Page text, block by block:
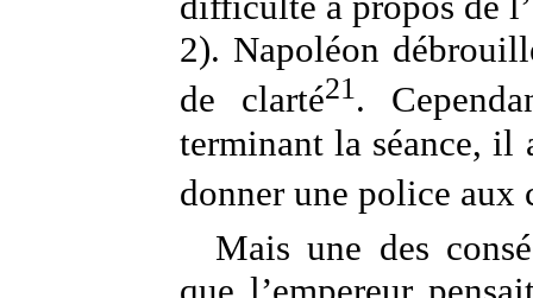
2). Napoléon
de clarté21.
terminant la séance, il
donner une police aux
Mais une des